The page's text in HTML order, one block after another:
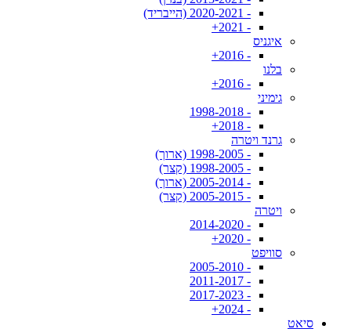
- 2020-2021 (הייבריד)
- 2021+
איגניס
- 2016+
בלנו
- 2016+
גימיני
- 1998-2018
- 2018+
גרנד ויטרה
- 1998-2005 (ארוך)
- 1998-2005 (קצר)
- 2005-2014 (ארוך)
- 2005-2015 (קצר)
ויטרה
- 2014-2020
- 2020+
סוויפט
- 2005-2010
- 2011-2017
- 2017-2023
- 2024+
סיאט